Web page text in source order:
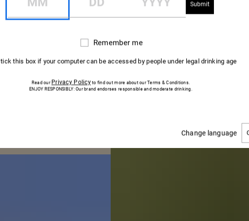
BODEGUERO
Remember
Remember me
tick this box if your computer can be accessed by people under legal drinking age
Read our Privacy Policyto find out more about our Terms & Conditions.
ENJOY RESPONSIBLY: Our brand endorses responsible and moderate drinking.
Change language